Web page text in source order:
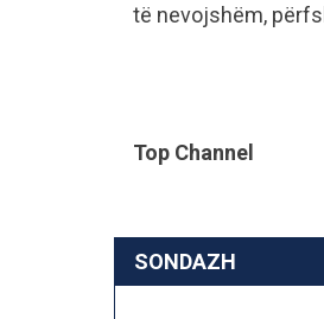
të nevojshëm,
Top Channel
SONDAZH